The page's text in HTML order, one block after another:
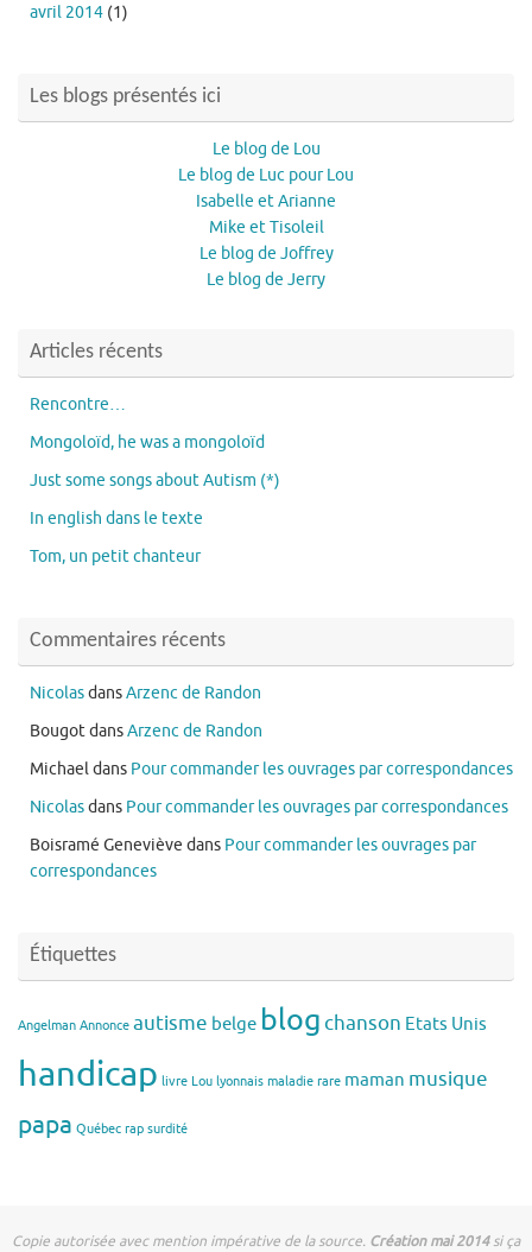
avril 2014 (1)
Les blogs présentés ici
Le blog de Lou
Le blog de Luc pour Lou
Isabelle et Arianne
Mike et Tisoleil
Le blog de Joffrey
Le blog de Jerry
Articles récents
Rencontre…
Mongoloïd, he was a mongoloïd
Just some songs about Autism (*)
In english dans le texte
Tom, un petit chanteur
Commentaires récents
NicolasdansArzenc de Randon
BougotdansArzenc de Randon
Michaeldans Pour commander les ouvrages par correspondances
Nicolasdans Pour commander les ouvrages par correspondances
Boisramé Geneviève dans Pour commander les ouvrages par
correspondances
Étiquettes
Angelman Annonce autisme belge blogchanson Etats Unis
handicap livre Lou lyonnais maladie rare maman musique
papa Québec rap surdité
Copie autorisée avec mention impérative de la source. Création mai 2014si ça